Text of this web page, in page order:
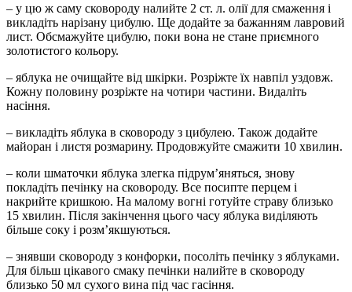
– у цю ж саму сковороду налийте 2 ст. л. олії для смаження і
викладіть нарізану цибулю. Ще додайте за бажанням лавровий
лист. Обсмажуйте цибулю, поки вона не стане приємного
золотистого кольору.
– яблука не очищайте від шкірки. Розріжте їх навпіл уздовж.
Кожну половину розріжте на чотири частини. Видаліть
насіння.
– викладіть яблука в сковороду з цибулею. Також додайте
майоран і листя розмарину. Продовжуйте смажити 10 хвилин.
– коли шматочки яблука злегка підрум’яняться, знову
покладіть печінку на сковороду. Все посипте перцем і
накрийте кришкою. На малому вогні готуйте страву близько
15 хвилин. Після закінчення цього часу яблука виділяють
більше соку і розм’якшуються.
– знявши сковороду з конфорки, посоліть печінку з яблуками.
Для більш цікавого смаку печінки налийте в сковороду
близько 50 мл сухого вина під час гасіння.